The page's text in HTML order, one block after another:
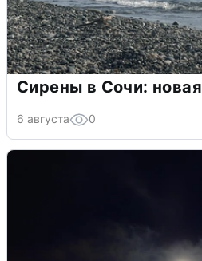
Сирены в Сочи:
6 августа 0